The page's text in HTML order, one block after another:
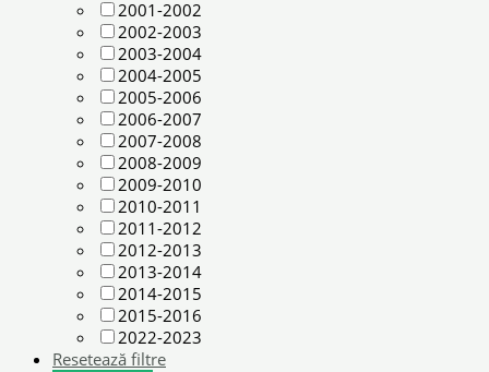
2001-2002
2002-2003
2003-2004
2004-2005
2005-2006
2006-2007
2007-2008
2008-2009
2009-2010
2010-2011
2011-2012
2012-2013
2013-2014
2014-2015
2015-2016
2022-2023
Resetează filtre